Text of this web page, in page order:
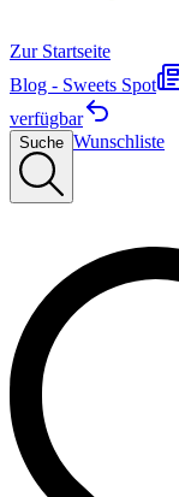
Zur Startseite
Blog - Sweets Spot
verfügbar
Suche Wunschliste